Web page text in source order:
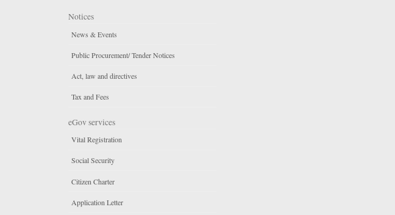
Notices
News & Events
Public Procurement/ Tender Notices
Act, law and directives
Tax and Fees
eGov services
Vital Registration
Social Security
Citizen Charter
Application Letter